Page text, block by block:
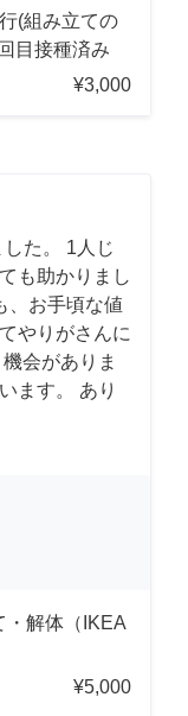
(組み立ての
目接種済み
¥3,000
た。 1人じ
も助かりまし
、お手頃な値
やりがさんに
会がありま
ます。 あり
・解体（IKEA
¥5,000